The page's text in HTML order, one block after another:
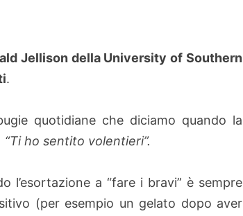
Jellison della University of Southern
.
quotidiane che diciamo quando la
ho sentito volentieri”.
l’esortazione a “fare i bravi” è sempre
(per esempio un gelato dopo aver